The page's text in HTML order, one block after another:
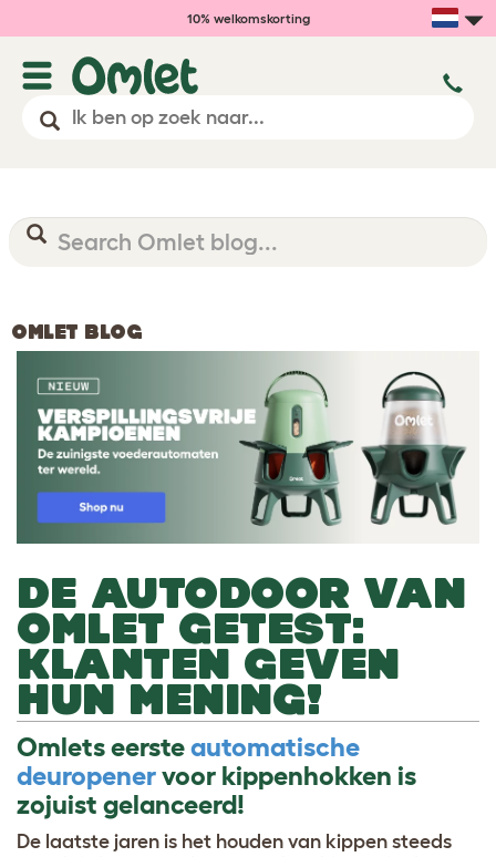
10% welkomskorting
OMLET BLOG
DE AUTODOOR VAN
OMLET GETEST:
KLANTEN GEVEN
HUN MENING!
Omlets eersteautomatische
deuropenervoor kippenhokken is
zojuist gelanceerd!
De laatste jaren is het houden van kippen steeds